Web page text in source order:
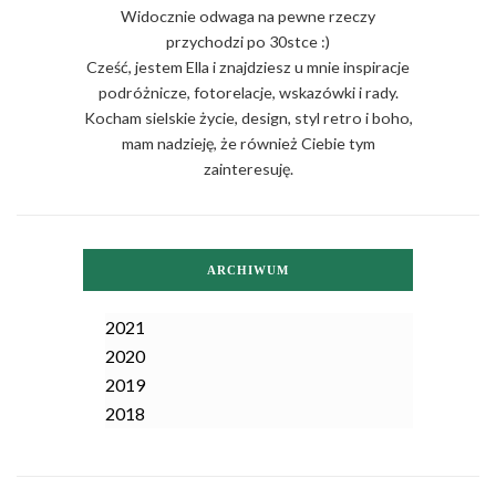
Widocznie odwaga na pewne rzeczy
przychodzi po 30stce :)
Cześć, jestem Ella i znajdziesz u mnie inspiracje
podróżnicze, fotorelacje, wskazówki i rady.
Kocham sielskie życie, design, styl retro i boho,
mam nadzieję, że również Ciebie tym
zainteresuję.
ARCHIWUM
2021
2020
2019
2018